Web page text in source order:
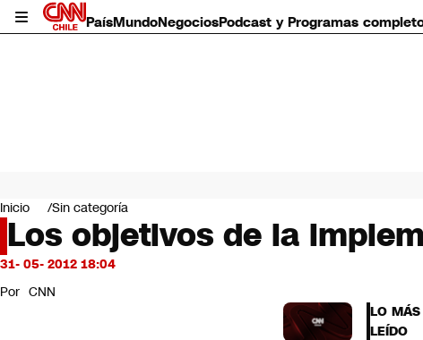
PaísMundoNegociosPodcast y Programas
Mundo
Negocios
Deportes
Programas completos
Servicios
Inicio Sin categoría
Los objetivos de la
31- 05- 2012 18:04
Por CNN
LO MÁS
LEÍDO